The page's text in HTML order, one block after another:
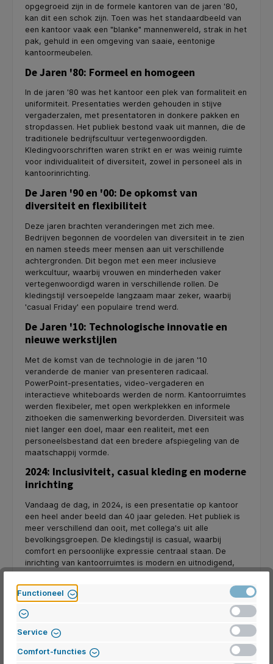
opgegroeid zijn in de formele kantoren van de jaren '80,
kan dit een schok zijn. Toen was het standaardbeeld van
een kantoor vaak een "blanke" mannenwereld, strak in het
pak, gehuld in een omgeving van saaie, eentonige
kantoormeubelen.
De Jaren '80: Formeel en homogeen
In de jaren '80 was het kantoor een plek van formaliteit en
uniformiteit. Presentaties werden gehouden in stijve
vergaderzalen, met presentatoren in donkere pakken en
stropdassen. Het publiek bestond vaak uit mannen, die de
traditionele bedrijfscultuur vertegenwoordigden.
Kledingvoorschriften waren strikt en er was weinig ruimte
voor individualiteit of diversiteit, zowel in personeel als in
kantoorinrichting.
De Jaren '90 en '00: De opkomst van
diversiteit en flexibiliteit
Deze jaren brachten veranderingen met zich mee.
Bedrijven begonnen de voordelen van diversiteit in te zien
en namen steeds meer mensen aan uit verschillende
achtergronden. Dit begon met een meer inclusieve
werkcultuur, waarbij vrouwen en minderheden vaker
vertegenwoordigd waren in verschillende rollen. De
kledingstijl versoepelde langzaam maar zeker, waarbij
'casual Friday' een populaire trend werd.
De Jaren '10: Technologische innovatie en
nieuwe werkstijlen
Met de komst van de technologie in de jaren '10
veranderde de manier van presenteren radicaal.
PowerPoint-presentaties, video-vergaderen en
interactieve whiteboards werden de norm. Kantoorruimtes
werden flexibeler, met open werkplekken en informele
zithoeken die samenwerking bevorderden. Diversiteit was
niet langer een doel, maar een realiteit, met een
personeelsbestand dat een bredere afspiegeling van de
maatschappij vormde.
2024: Inclusiviteit, casual kleding en moderne
inrichting
Vandaag de dag, in 2024, is een presentatie op kantoor
een heel ander beeld dan 40 jaar geleden. Het publiek is
meer verschillend dan ooit, met collega's uit alle
bevolkingsgroepen. De kledingstijl is casual, waarbij
comfort en persoonlijke expressie centraal staan. De
inrichting van kantoorruimtes is modern en uitnodigend,
ontworpen om creativiteit en samenwerking te stimuleren.
Functioneel
Service
Comfort-functies